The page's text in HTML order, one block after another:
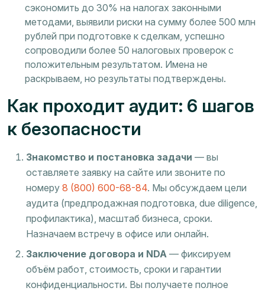
сэкономить до 30% на налогах законными
методами, выявили риски на сумму более 500 млн
рублей при подготовке к сделкам, успешно
сопроводили более 50 налоговых проверок с
положительным результатом. Имена не
раскрываем, но результаты подтверждены.
Как проходит аудит: 6 шагов
к безопасности
Знакомство и постановка задачи — вы
оставляете заявку на сайте или звоните по
номеру 8 (800) 600-68-84. Мы обсуждаем цели
аудита (предпродажная подготовка, due diligence,
профилактика), масштаб бизнеса, сроки.
Назначаем встречу в офисе или онлайн.
Заключение договора и NDA — фиксируем
объём работ, стоимость, сроки и гарантии
конфиденциальности. Вы получаете полное